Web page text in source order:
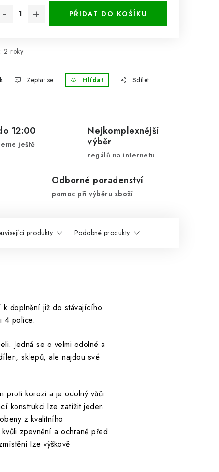
PŘIDAT DO KOŠÍKU
: 2 roky
Zeptat se Hlídat Sdílet
12:00
ještě
Nejkomplexnější
výběr
regálů na internetu
Odborné poradenství
pomoc při výběru zboží
produkty Podobné produkty
k doplnění již do stávajícího
4 police.
Jedná se o velmi odolné a
sklepů, ale najdou své
proti korozi a je odolný vůči
konstrukci lze zatížit jeden
z kvalitního
zpevnění a ochraně před
lze výškově